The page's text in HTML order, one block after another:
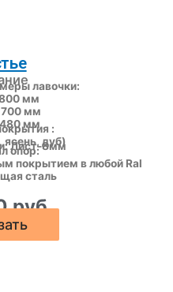
лавочки:
мм
мм
мм
:
ясень, дуб)
Лист-8мм
опор:
покрытием в любой Ral
сталь
руб.